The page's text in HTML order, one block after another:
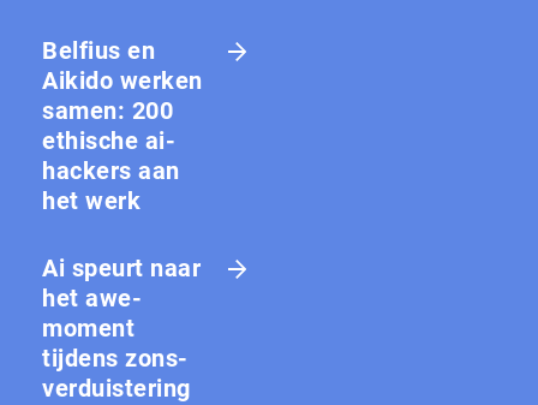
Belfius en
Aikido werken
samen: 200
ethische ai-
hackers aan
het werk
Ai speurt naar
het awe-
moment
tijdens zons­
ver­duis­te­ring